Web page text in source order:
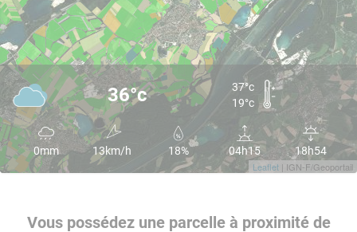
Leaflet | IGN-F/Geoportail
36°c
37°c
19°c
0mm 13km/h 18% 04h15 18h54
Vous possédez une parcelle à proximité de